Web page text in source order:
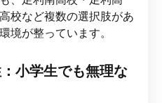
校など複数の選択肢があ
境が整っています。
小学生でも無理な